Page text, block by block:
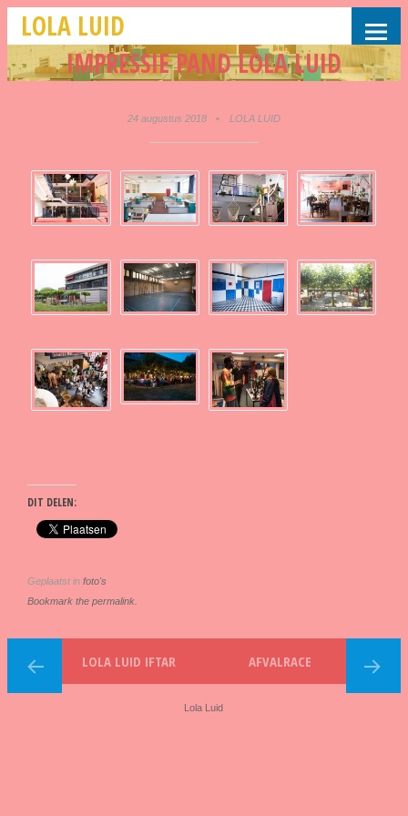
LOLA LUID
IMPRESSIE PAND LOLA LUID
24 augustus 2018 • LOLA LUID
DIT DELEN:
Geplaatst in foto's
Bookmark the permalink.
LOLA LUID IFTAR AFVALRACE
Lola Luid